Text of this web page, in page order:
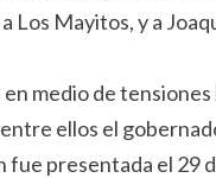
Los Mayitos, y a
medio de
ellos el
fue presentada el 29